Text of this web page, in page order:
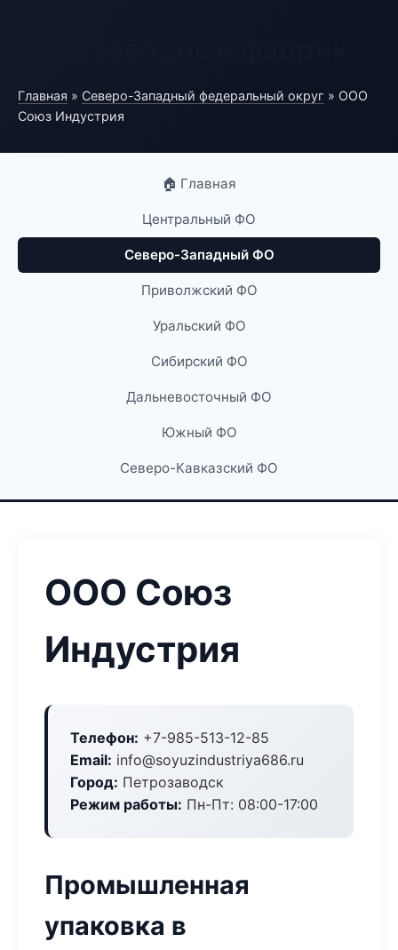
Главная » Северо-Западный федеральный округ » ООО
Союз Индустрия
🏠 Главная
Центральный ФО
Северо-Западный ФО
Приволжский ФО
Уральский ФО
Сибирский ФО
Дальневосточный ФО
Южный ФО
Северо-Кавказский ФО
ООО Союз
Индустрия
Телефон: +7-985-513-12-85
Email: info@soyuzindustriya686.ru
Город: Петрозаводск
Режим работы: Пн-Пт: 08:00-17:00
Промышленная
упаковка в